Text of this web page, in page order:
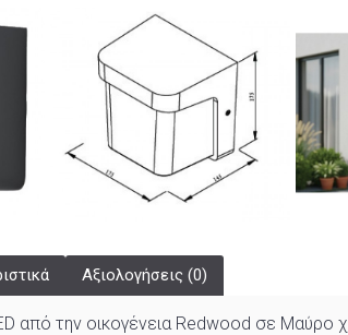
Αξιολογήσεις (0)
από την οικογένεια Redwood σε Μαύρο